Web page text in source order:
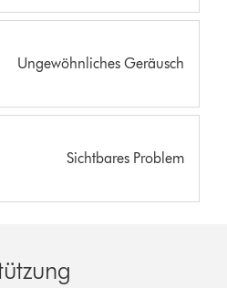
Ungewöhnliches Geräusch
Sichtbares Problem